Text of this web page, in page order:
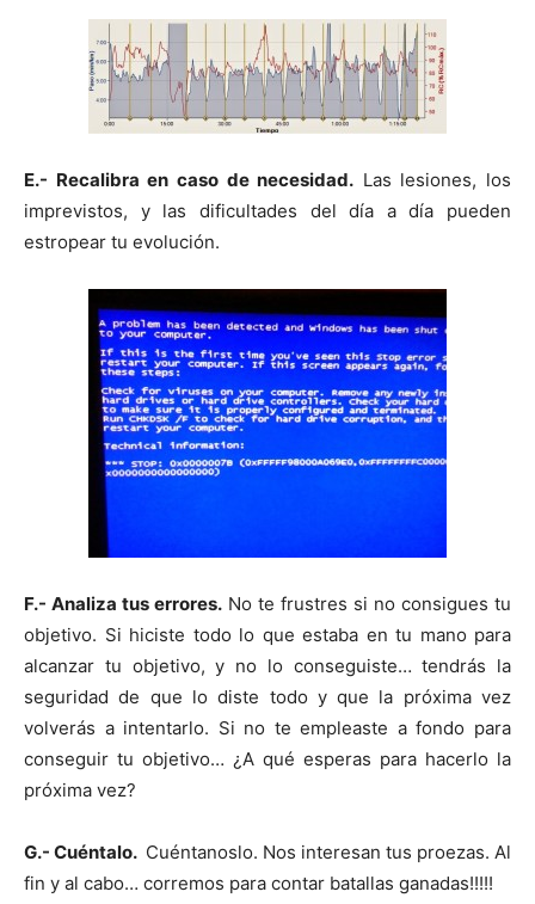
E.- Recalibra en caso de necesidad. Las lesiones, los
imprevistos, y las dificultades del día a día pueden
estropear tu evolución.
F.- Analiza tus errores. No te frustres si no consigues tu
objetivo. Si hiciste todo lo que estaba en tu mano para
alcanzar tu objetivo, y no lo conseguiste… tendrás la
seguridad de que lo diste todo y que la próxima vez
volverás a intentarlo. Si no te empleaste a fondo para
conseguir tu objetivo… ¿A qué esperas para hacerlo la
próxima vez?
G.- Cuéntalo. Cuéntanoslo. Nos interesan tus proezas. Al
fin y al cabo… corremos para contar batallas ganadas!!!!!